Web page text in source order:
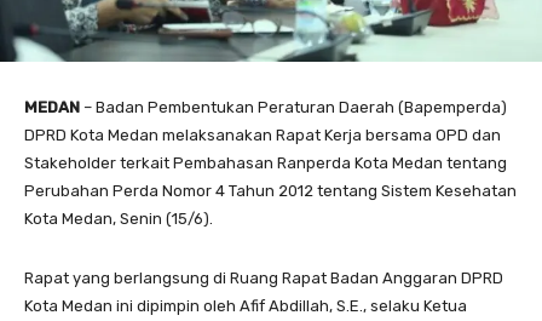
MEDAN – Badan Pembentukan Peraturan Daerah (Bapemperda)
DPRD Kota Medan melaksanakan Rapat Kerja bersama OPD dan
Stakeholder terkait Pembahasan Ranperda Kota Medan tentang
Perubahan Perda Nomor 4 Tahun 2012 tentang Sistem Kesehatan
Kota Medan, Senin (15/6).
Rapat yang berlangsung di Ruang Rapat Badan Anggaran DPRD
Kota Medan ini dipimpin oleh Afif Abdillah, S.E., selaku Ketua